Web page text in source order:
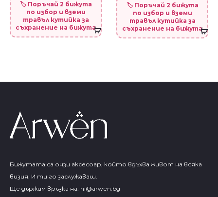
🏷️ Поръчай 2 бижута
по избор и вземи
травъл кутийка за
съхранение на бижута
🏷️ Поръчай 2 бижута
по избор и вземи
травъл кутийка за
съхранение на бижута
Бижутата са онзи аксесоар, който вдъхва живот на всяка
визия. И ти го заслужаваш.
Ще държим връзка на: hi@arwen.bg